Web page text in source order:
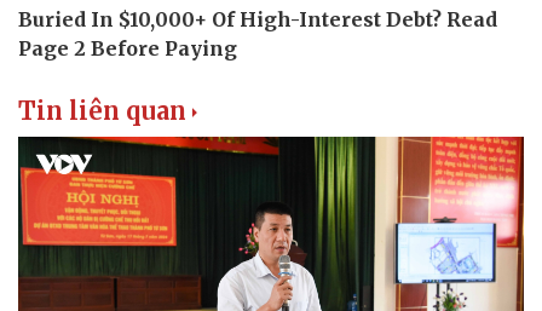
Thể thao
Bóng đá
Thế giới thể thao
Ô tô - Xe máy
Ô tô
Xe máy
Tư vấn
Tin liên quan